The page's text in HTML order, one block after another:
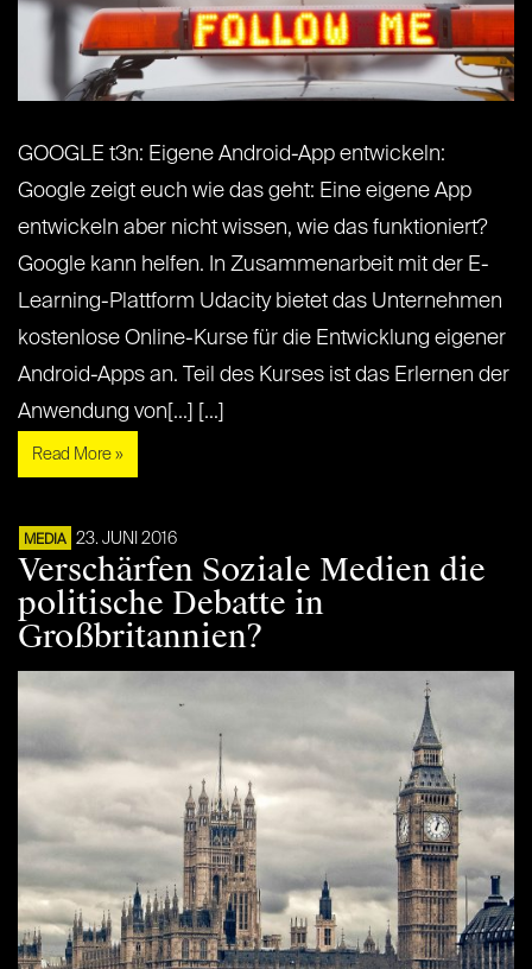
GOOGLE t3n: Eigene Android-App entwickeln:
Google zeigt euch wie das geht: Eine eigene App
entwickeln aber nicht wissen, wie das funktioniert?
Google kann helfen. In Zusammenarbeit mit der E-
Learning-Plattform Udacity bietet das Unternehmen
kostenlose Online-Kurse für die Entwicklung eigener
Android-Apps an. Teil des Kurses ist das Erlernen der
Anwendung von[...] [...]
Read More »
MEDIA 23. JUNI 2016
Verschärfen Soziale Medien die
politische Debatte in
Großbritannien?